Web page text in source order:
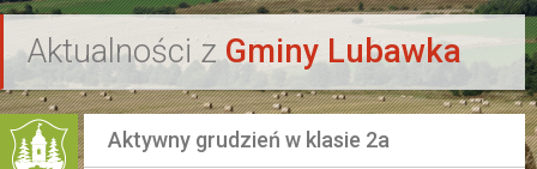
Aktualności zGminy Lubawka
Aktywny grudzień w klasie 2a